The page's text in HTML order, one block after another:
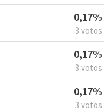
0,17%
3 votos
0,17%
3 votos
0,17%
3 votos